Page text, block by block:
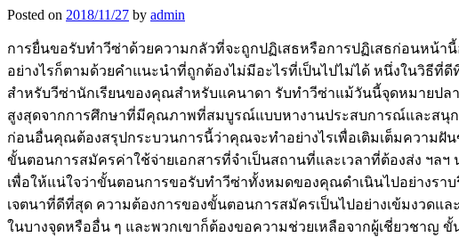
Posted on 2018/11/27 by admin
การยื่นขอรับทำวีซ่าด้วยความกลัวที่จะถูกปฏิเสธหรือการปฏิเสธก่อนหน้า
อย่างไรก็ตามด้วยคำแนะนำที่ถูกต้องไม่มีอะไรที่เป็นไปไม่ได้ หนึ่งในวิธี
สำหรับวีซ่านักเรียนของคุณสำหรับแคนาดา รับทำวีซ่าแม้วันนี้จุดหมายปล
สูงสุดจากการศึกษาที่มีคุณภาพที่สมบูรณ์แบบหางานประสบการณ์และสนุก
ก่อนอื่นคุณต้องสรุปกระบวนการนี้ว่าคุณจะทำอย่างไรเพื่อเติมเต็มความ
ขั้นตอนการสมัครค่าใช้จ่ายเอกสารที่จำเป็นสถานที่และเวลาที่ต้องส่ง ฯล
เพื่อให้แน่ใจว่าขั้นตอนการขอรับทำวีซ่าทั้งหมดของคุณดำเนินไปอย่างร
เจตนาที่ดีที่สุด ความต้องการของขั้นตอนการสมัครเป็นไปอย่างเข้มงวดแ
ในบางจุดหรืออื่น ๆ และพวกเขาก็ต้องขอความช่วยเหลือจากผู้เชี่ยวชาญ